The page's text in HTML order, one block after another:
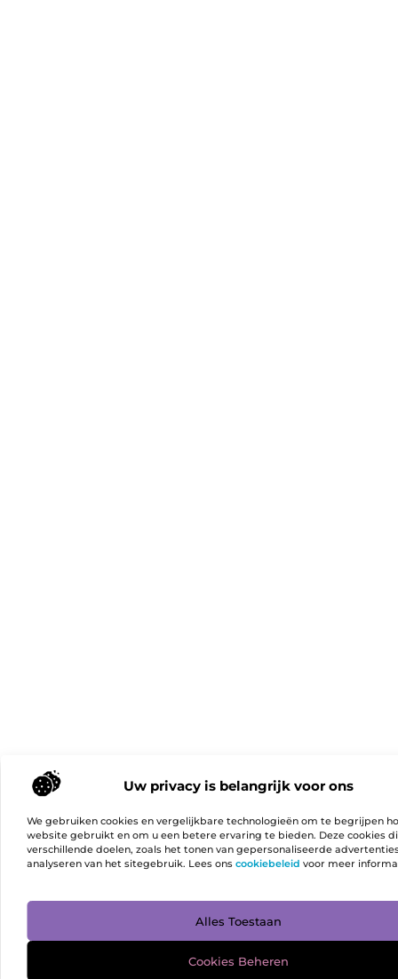
Uw privacy is belangrijk voor ons
We gebruiken cookies en vergelijkbare technologieën om te begrijpen
website gebruikt en om u een betere ervaring te bieden. Deze cookies
verschillende doelen, zoals het tonen van gepersonaliseerde
analyseren van het sitegebruik. Lees ons cookiebeleid voor meer
Alles Toestaan
Cookies Beheren